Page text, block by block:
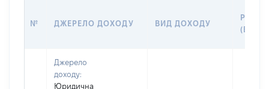
№ ДЖЕРЕЛО ДОХОДУ ВИД ДОХОДУ
Джерело
доходу:
Юридична